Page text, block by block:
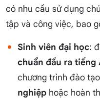
có nhu cầu sử dụng
tập và công việc, bao
Sinh viên đại học:
chuẩn đầu ra tiếng
chương trình đào
nghiệp hoặc hoàn